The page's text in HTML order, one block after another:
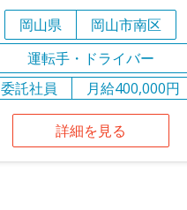
岡山県
岡山市南区
運転手・ドライバー
委託社員
月給400,000円
詳細を見る